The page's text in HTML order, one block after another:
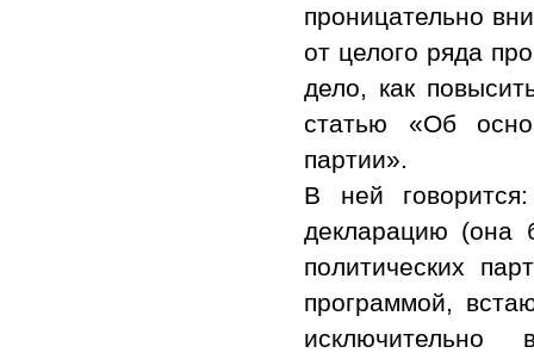
проницательно
от целого ряда
дело, как
статью «Об
партии».
В ней
декларацию (она
политических
программой,
исключительно